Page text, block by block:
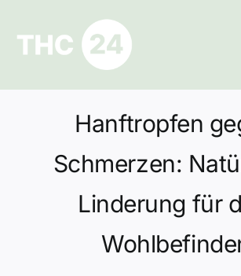
springen
Ratgeber
Datenschutz
Hanftropfen
Schmerzen:
Linderung für